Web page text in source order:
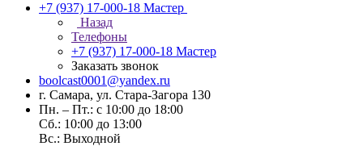
+7 (937) 17-000-18 Мастер
Назад
Телефоны
+7 (937) 17-000-18 Мастер
Заказать звонок
boolcast0001@yandex.ru
г. Самара, ул. Стара-Загора 130
Пн. – Пт.: с 10:00 до 18:00
Сб.: 10:00 до 13:00
Вс.: Выходной